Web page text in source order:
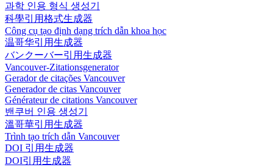
과학 인용 형식 생성기
科學引用格式生成器
Công cụ tạo định dạng trích dẫn khoa học
温哥华引用生成器
バンクーバー引用生成器
Vancouver-Zitationsgenerator
Gerador de citações Vancouver
Generador de citas Vancouver
Générateur de citations Vancouver
밴쿠버 인용 생성기
溫哥華引用生成器
Trình tạo trích dẫn Vancouver
DOI 引用生成器
DOI引用生成器